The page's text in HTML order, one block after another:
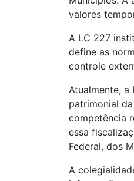
valores
A LC 227
define as
controle
Atualmente,
patrimonial
competência
essa
Federal, dos
A